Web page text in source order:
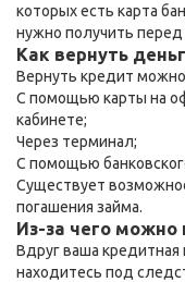
которых есть карта
нужно получить перед
Как вернуть
Вернуть кредит
С помощью карты на
кабинете;
Через терминал;
С помощью
Существует
погашения займа.
Из-за чего можно
Вдруг ваша кредитная
находитесь под